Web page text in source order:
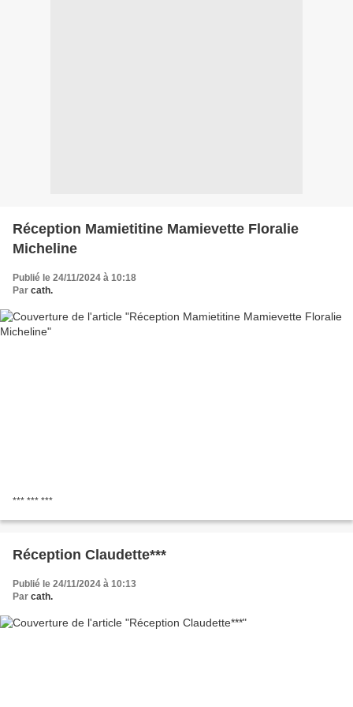
Réception Mamietitine Mamievette Floralie
Micheline
Publié le 24/11/2024 à 10:18
Par cath.
*** *** ***
Réception Claudette***
Publié le 24/11/2024 à 10:13
Par cath.